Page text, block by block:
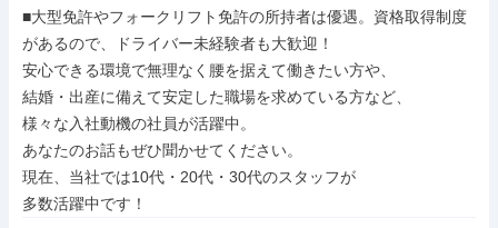
■大型免許やフォークリフト免許の所持者は優遇。資格取得制度
があるので、ドライバー未経験者も大歓迎！
安心できる環境で無理なく腰を据えて働きたい方や、
結婚・出産に備えて安定した職場を求めている方など、
様々な入社動機の社員が活躍中。
あなたのお話もぜひ聞かせてください。
現在、当社では10代・20代・30代のスタッフが
多数活躍中です！